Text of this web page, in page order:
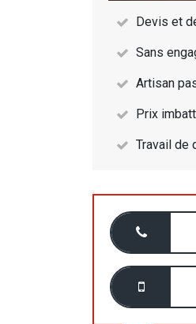
Devis et
Sans
Artisan
Prix
Travail de